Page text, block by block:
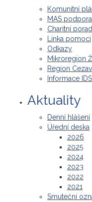
Komunitní
MAS
Charitní
Linka pomoci
Odkazy
Mikroregion
Region
Informace
Aktuality
Denní hlášení
Úřední deska
2026
2025
2024
2023
2022
2021
Smuteční